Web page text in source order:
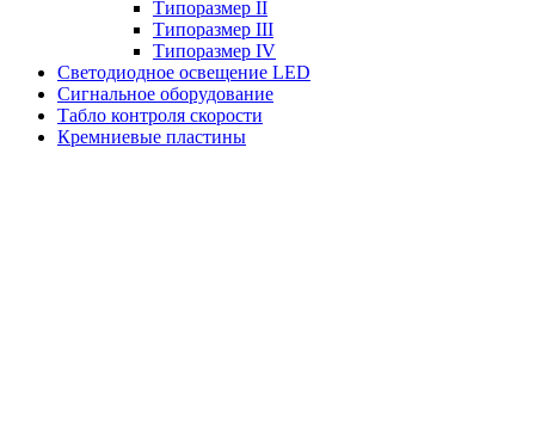
Типоразмер II
Типоразмер III
Типоразмер IV
Светодиодное освещение LED
Сигнальное оборудование
Табло контроля скорости
Кремниевые пластины